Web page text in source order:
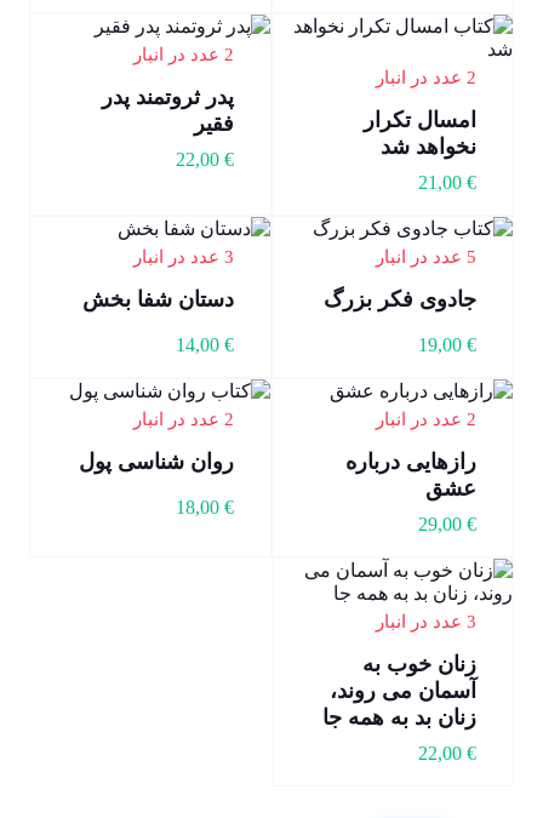
2 عدد در انبار
امسال تکرار
نخواهد شد
21,00 €
2 عدد در انبار
پدر ثروتمند پدر
فقیر
22,00€
5 عدد در انبار
جادوی فکر بزرگ
19,00 €
3 عدد در انبار
دستان شفا بخش
14,00€
2 عدد در انبار
رازهایی درباره
عشق
29,00 €
2 عدد در انبار
روان شناسی پول
18,00€
3 عدد در انبار
زنان خوب به
آسمان می روند،
زنان بد به همه جا
22,00 €